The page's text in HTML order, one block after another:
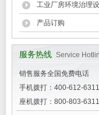
工业厂房环境治理
产品订购
服务热线 Service
销售服务全国免费电话
手机拨打：400-612-6311
座机拨打：800-803-6311